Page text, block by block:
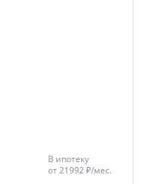
В ипотеку
от21992 ₽/мес.